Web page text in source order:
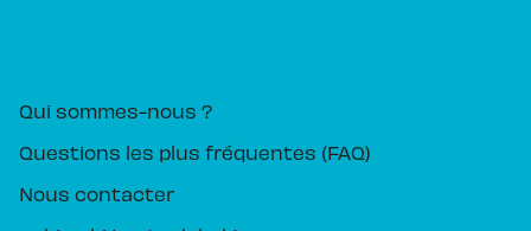
Qui sommes-nous ?
Questions les plus fréquentes (FAQ)
Nous contacter